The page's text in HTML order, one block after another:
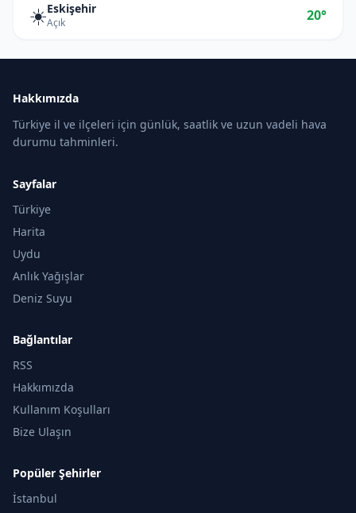
☀️Eskişehir
Açık 20°
Hakkımızda
Türkiye il ve ilçeleri için günlük, saatlik ve uzun vadeli hava
durumu tahminleri.
Sayfalar
Türkiye
Harita
Uydu
Anlık Yağışlar
Deniz Suyu
Bağlantılar
RSS
Hakkımızda
Kullanım Koşulları
Bize Ulaşın
Popüler Şehirler
İstanbul